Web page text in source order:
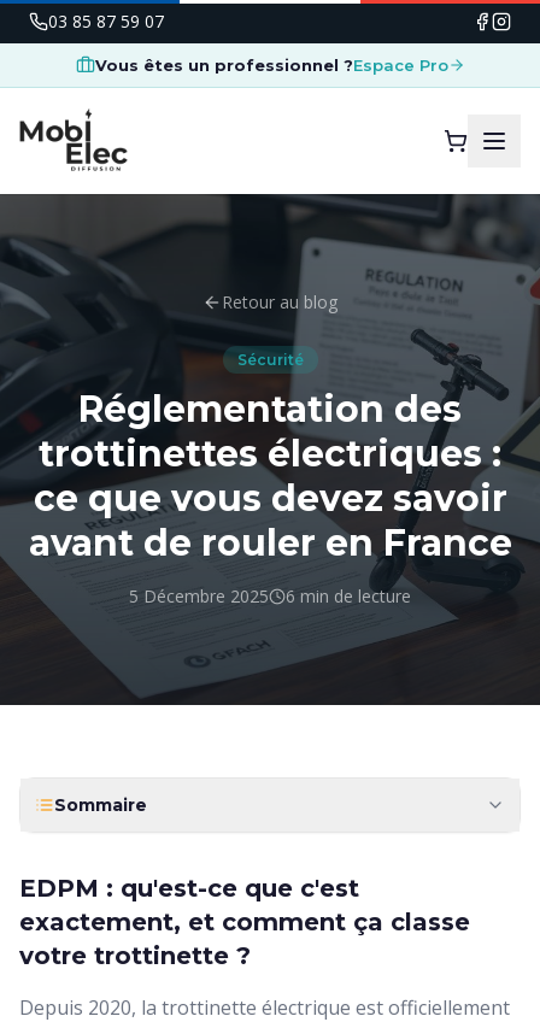
03 85 87 59 07
Vous êtes un professionnel ?Espace Pro
Retour au blog
Sécurité
Réglementation des
trottinettes électriques :
ce que vous devez savoir
avant de rouler en France
5 Décembre 2025 6 min de lecture
Sommaire
EDPM : qu'est-ce que c'est
exactement, et comment ça classe
votre trottinette ?
Depuis 2020, la trottinette électrique est officiellement